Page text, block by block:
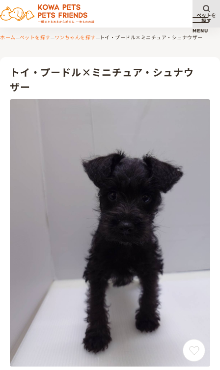
メニ
MENU
ペットを
探す
ホーム ペットを探す ワンちゃんを探す トイ・プードル×ミニチュア・シュナウザー
トイ・プードル×ミニチュア・シュナウ
ザー